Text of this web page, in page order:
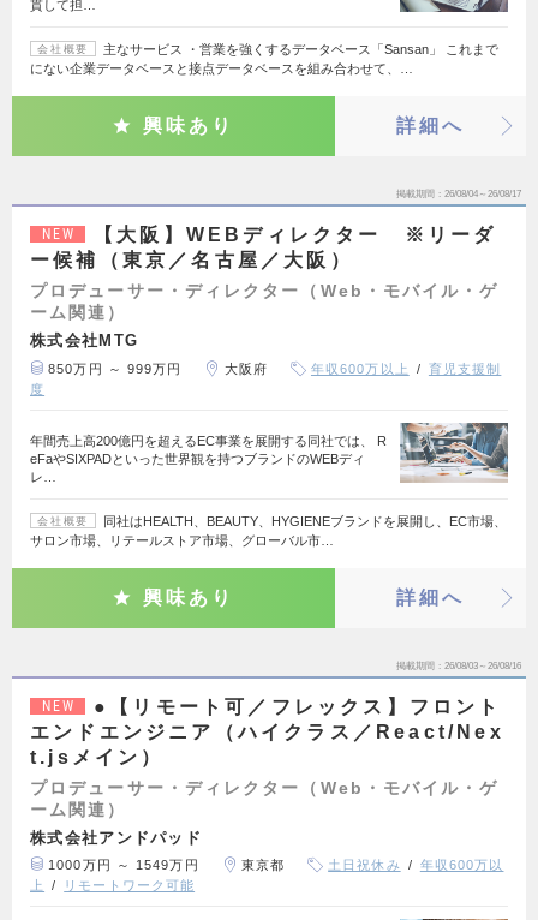
貫して担…
会社概要
主なサービス ・営業を強くするデータベース「Sansan」 これまで
にない企業データベースと接点データベースを組み合わせて、…
興味あり 詳細へ
掲載期間 26/08/04～26/08/17
NEW
【大阪】WEBディレクター ※リーダ
ー候補（東京／名古屋／大阪）
プロデューサー・ディレクター（Web・モバイル・ゲ
ーム関連）
株式会社MTG
850万円 ～ 999万円 大阪府 年収600万以上
育児支援制
度
年間売上高200億円を超えるEC事業を展開する同社では、 R
eFaやSIXPADといった世界観を持つブランドのWEBディ
レ…
会社概要
同社はHEALTH、BEAUTY、HYGIENEブランドを展開し、EC市場、
サロン市場、リテールストア市場、グローバル市…
興味あり 詳細へ
掲載期間 26/08/03～26/08/16
NEW
●【リモート可／フレックス】フロント
エンドエンジニア（ハイクラス／React/Nex
t.jsメイン）
プロデューサー・ディレクター（Web・モバイル・ゲ
ーム関連）
株式会社アンドパッド
1000万円 ～ 1549万円 東京都 土日祝休み
年収600万以
上
リモートワーク可能